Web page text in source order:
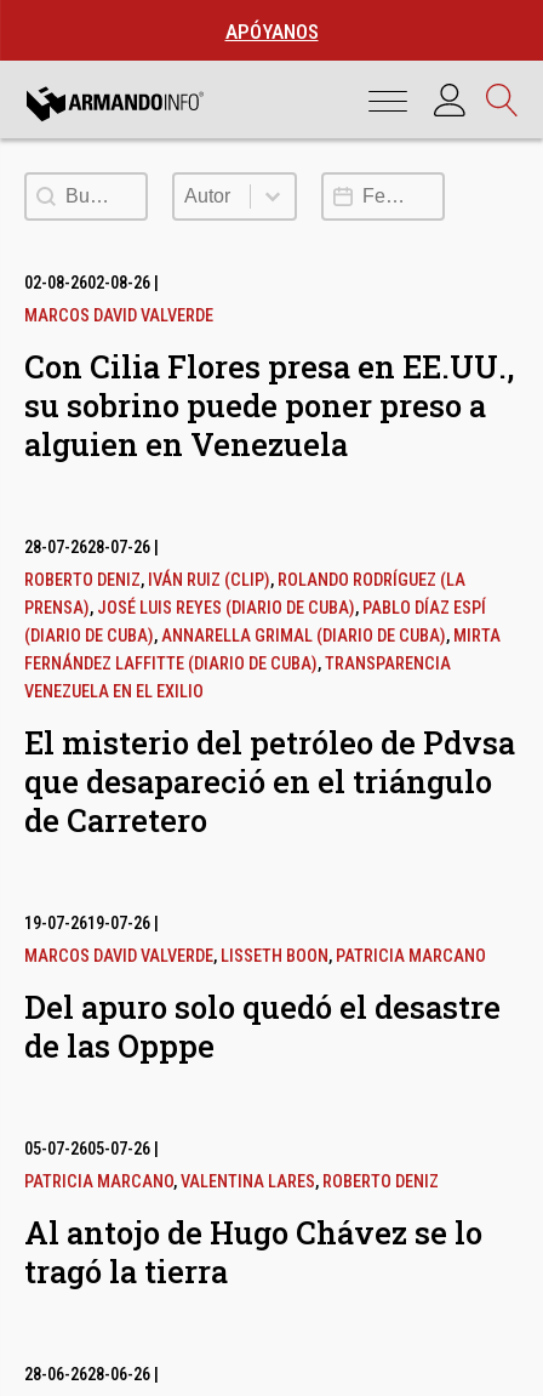
APÓYANOS
Buscar Autor
Autor Fecha de publicación
02-08-2602-08-26
MARCOS DAVID VALVERDE
Con Cilia Flores presa en EE.UU.,
su sobrino puede poner preso a
alguien en Venezuela
28-07-2628-07-26
ROBERTO DENIZ, IVÁN RUIZ (CLIP), ROLANDO RODRÍGUEZ (LA
PRENSA), JOSÉ LUIS REYES (DIARIO DE CUBA), PABLO DÍAZ ESPÍ
(DIARIO DE CUBA),ANNARELLA GRIMAL (DIARIO DE CUBA), MIRTA
FERNÁNDEZ LAFFITTE (DIARIO DE CUBA),TRANSPARENCIA
VENEZUELA EN EL EXILIO
El misterio del petróleo de Pdvsa
que desapareció en el triángulo
de Carretero
19-07-2619-07-26
MARCOS DAVID VALVERDE, LISSETH BOON, PATRICIA MARCANO
Del apuro solo quedó el desastre
de las Opppe
05-07-2605-07-26
PATRICIA MARCANO,VALENTINA LARES, ROBERTO DENIZ
Al antojo de Hugo Chávez se lo
tragó la tierra
28-06-2628-06-26